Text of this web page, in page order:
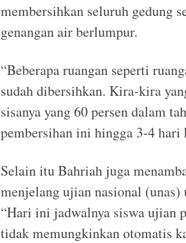
membersihkan seluruh gedung
genangan air berlumpur.
“Beberapa ruangan seperti
sudah dibersihkan. Kira-kira
sisanya yang 60 persen dalam
pembersihan ini hingga 3-4 hari
Selain itu Bahriah juga
menjelang ujian nasional
“Hari ini jadwalnya siswa ujian
tidak memungkinkan otomatis